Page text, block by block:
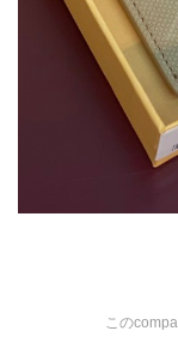
この